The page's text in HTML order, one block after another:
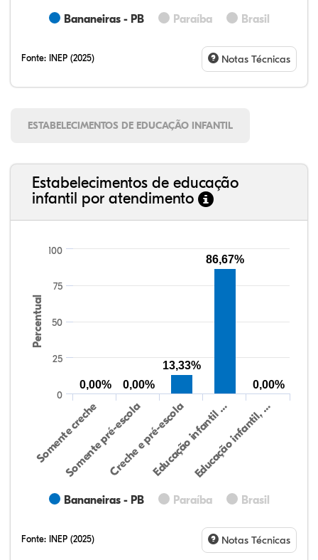
Bananeiras - PB Paraíba Brasil
Fonte: INEP (2025) Notas Técnicas
ESTABELECIMENTOS DE EDUCAÇÃO INFANTIL
Estabelecimentos de educação
infantil por atendimento
Percentual
Bananeiras - PB Paraíba Brasil
Somente creche
Somente pré-escolaCreche e pré-escolaEducação infantil …
Educação infantil, …
0
100
25
50
75
0,00% 0,00%
13,33%
86,67%
0,00%
Fonte: INEP (2025) Notas Técnicas